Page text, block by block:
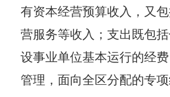
有资本经营预算收入，又
营服务等收入；支出既包
设事业单位基本运行的经
管理，面向全区分配的专项